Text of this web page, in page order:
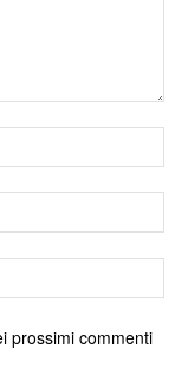
prossimi commenti